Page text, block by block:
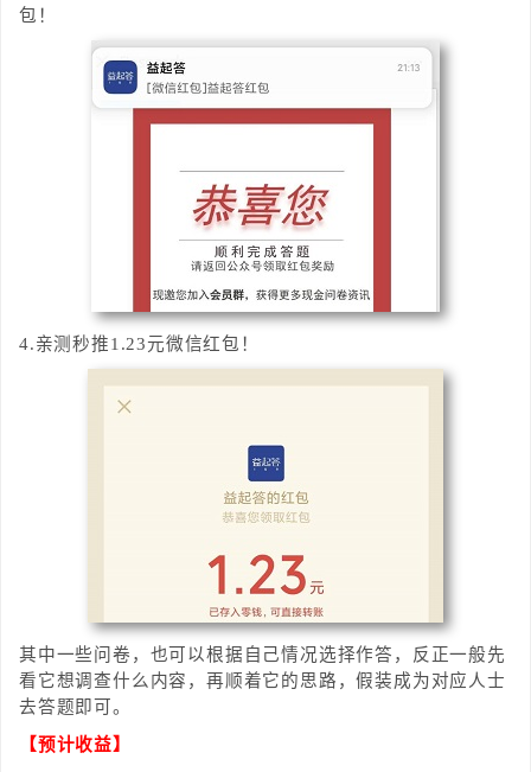
包！
4.亲测秒推1.23元微信红包！
其中一些问卷，也可以根据自己情况选择作答，反正一般先
看它想调查什么内容，再顺着它的思路，假装成为对应人士
去答题即可。
【预计收益】